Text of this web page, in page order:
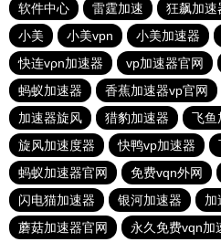
软件中心
雷霆加速 狂飙加速
小美
小美vpn 小美加速器
快连vρn加速器
vp加速器官网
蚂蚁加速器
香蕉加速器vp官网
加速器旋风
猎豹加速器 飞鱼
旋风加速度器
快鸭vp加速器
蚂蚁加速器官网
免费vqn外网
闪电猫加速器
银河加速器
加
蘑菇加速器官网
永久免费vqn加